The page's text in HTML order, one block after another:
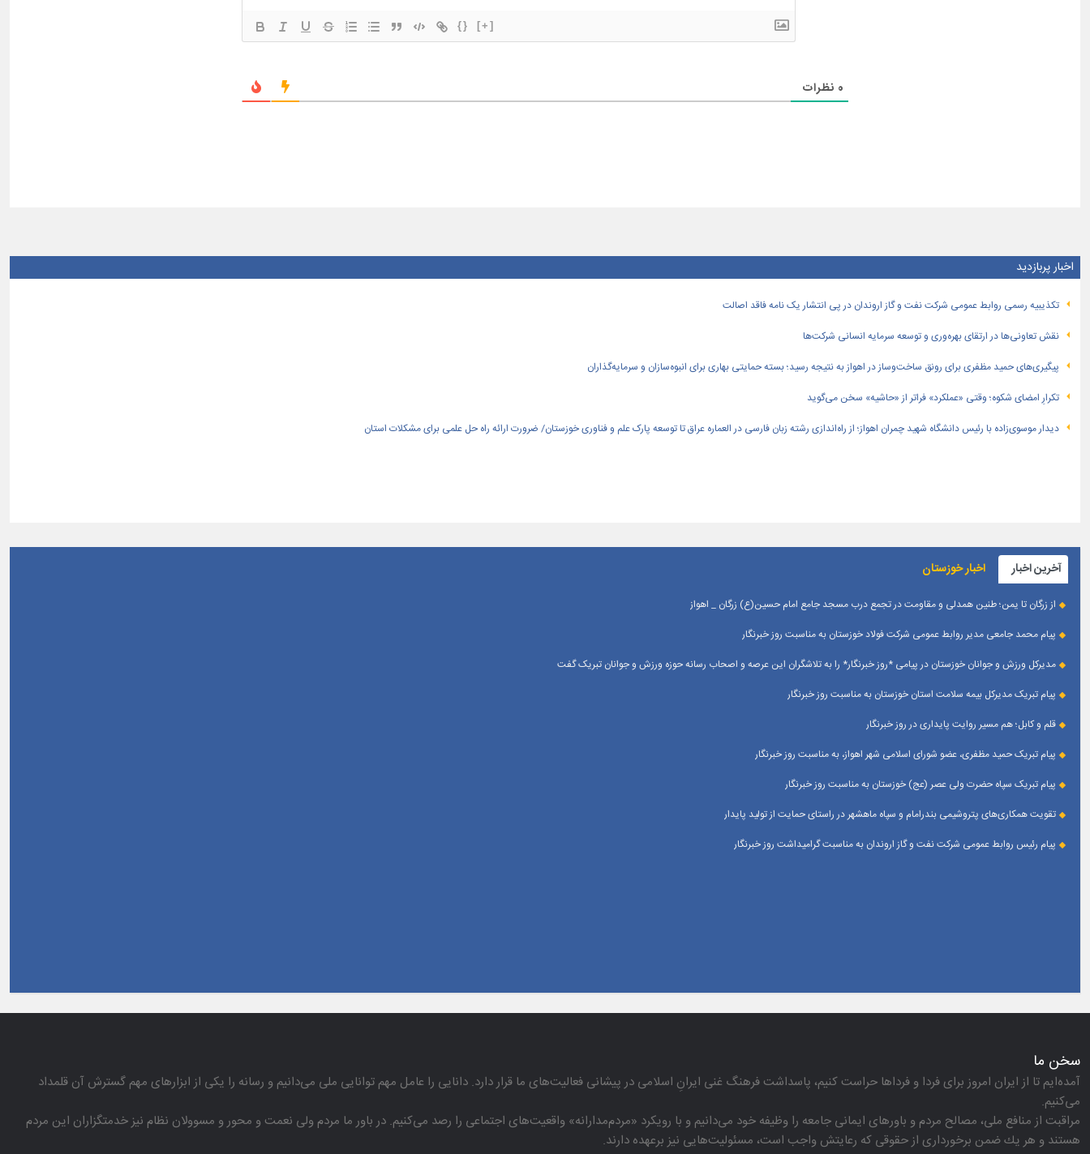
{} [+]
0 نظرات
اخبار پربازدید
تكذیبیه رسمی روابط عمومی شركت نفت و گاز اروندان در پی انتشار یک نامه فاقد اصالت
نقش تعاونی‌ها در ارتقای بهره‌وری و توسعه سرمایه انسانی شرکت‌ها
پیگیری‌های حمید مظفری برای رونق ساخت‌وساز در اهواز به نتیجه رسید؛ بسته حمایتی بهاری برای انبوه‌سازان و سرمایه‌گذاران
تکرارِ امضای شکوه؛ وقتی «عملکرد» فراتر از «حاشیه» سخن می‌گوید
دیدار موسوی‌زاده با رئیس دانشگاه شهید چمران اهواز؛ از راه‌اندازی رشته زبان فارسی در العماره عراق تا توسعه پارک علم و فناوری خوزستان/ ضرورت ارائه راه حل علمی برای مشکلات استان
آخرین اخبار اخبار خوزستان
از زرگان تا یمن؛ طنین همدلی و مقاومت در تجمع درب مسجد جامع امام حسین(ع) زرگان _ اهواز
پیام محمد جامعی مدیر روابط عمومی شرکت فولاد خوزستان به مناسبت روز خبرنگار
مدیرکل ورزش و جوانان خوزستان در پیامی *روز خبرنگار* را به تلاشگران این عرصه و اصحاب رسانه حوزه ورزش و جوانان تبریک گفت
پیام تبریک مدیرکل بیمه سلامت استان خوزستان به مناسبت روز خبرنگار
قلم و کابل؛ هم مسیر روایت پایداری در روز خبرنگار
پیام تبریک حمید مظفری، عضو شورای اسلامی شهر اهواز، به مناسبت روز خبرنگار
پیام تبریک سپاه حضرت ولی عصر (عج) خوزستان به مناسبت روز خبرنگار
تقویت همکاری‌های پتروشیمی بندرامام و سپاه ماهشهر در راستای حمایت از تولید پایدار
پیام رئیس روابط عمومی شركت نفت و گاز اروندان به مناسبت گرامیداشت روز خبرنگار
سخن ما
آمده‌ایم تا از ایران امروز برای فردا و فرداها حراست كنیم، پاسداشت فرهنگ غنی ایرانِ اسلامی در پیشانی فعالیت‌های ما قرار دارد. دانایی را عامل مهم توانایی ملی می‌دانیم و رسانه را یكی از ابزارهای مهم گسترش آن قلمداد
می‌كنیم.
مراقبت از منافع ملی، مصالح مردم و باورهای ایمانی جامعه را وظیفه خود می‌دانیم و با رویكرد «مردم‌مدارانه‌» واقعیت‌های اجتماعی را رصد می‌كنیم. در باور ما مردم ولی نعمت و محور و مسوولان نظام نیز خدمتگزاران این مردم
هستند و هر یك ضمن برخورداری از حقوقی كه رعایتش واجب است، مسئولیت‌هایی نیز برعهده دارند.